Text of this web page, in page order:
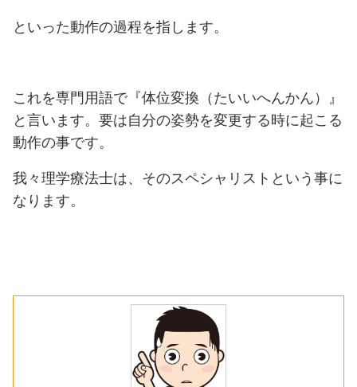
といった動作の過程を指します。
これを専門用語で『体位変換（たいいへんかん）』
と言います。要は自分の姿勢を変更する時に起こる
動作の事です。
我々理学療法士は、そのスペシャリストという事に
なります。